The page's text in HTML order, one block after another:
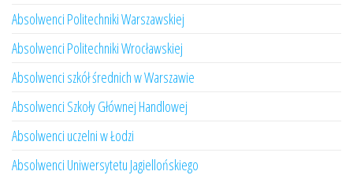
Absolwenci Politechniki Warszawskiej
Absolwenci Politechniki Wrocławskiej
Absolwenci szkół średnich w Warszawie
Absolwenci Szkoły Głównej Handlowej
Absolwenci uczelni w Łodzi
Absolwenci Uniwersytetu Jagiellońskiego